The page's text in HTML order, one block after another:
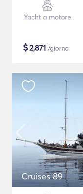
Yacht a motore
$2,871 /giorno
Cruises 89